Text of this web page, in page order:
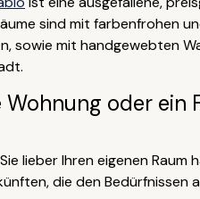
sind mit farbenfrohen
sowie mit handgewebten
Wohnung oder ein
lieber Ihren eigenen
die den Bedürfnissen